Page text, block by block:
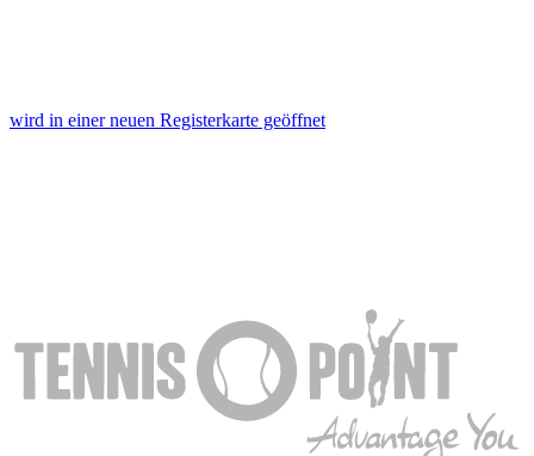
wird in einer neuen Registerkarte geöffnet